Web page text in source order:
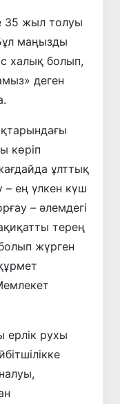
35 жыл толуы
маңызды
халық болып,
деген
көріп
ұлттық
– ең үлкен күш
– әлемдегі
терең
жүрген
ерлік рухы